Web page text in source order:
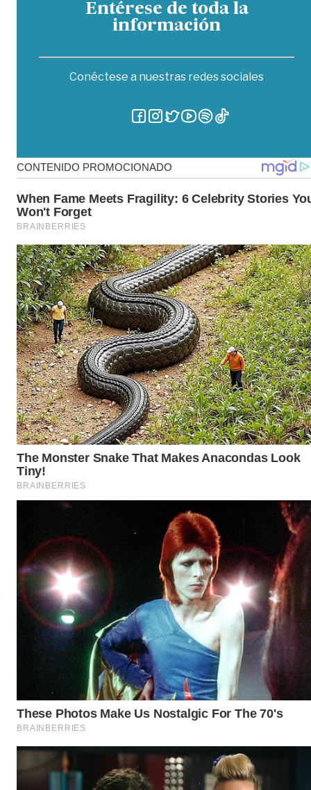
Entérese de toda la
información
Conéctese a nuestras redes sociales